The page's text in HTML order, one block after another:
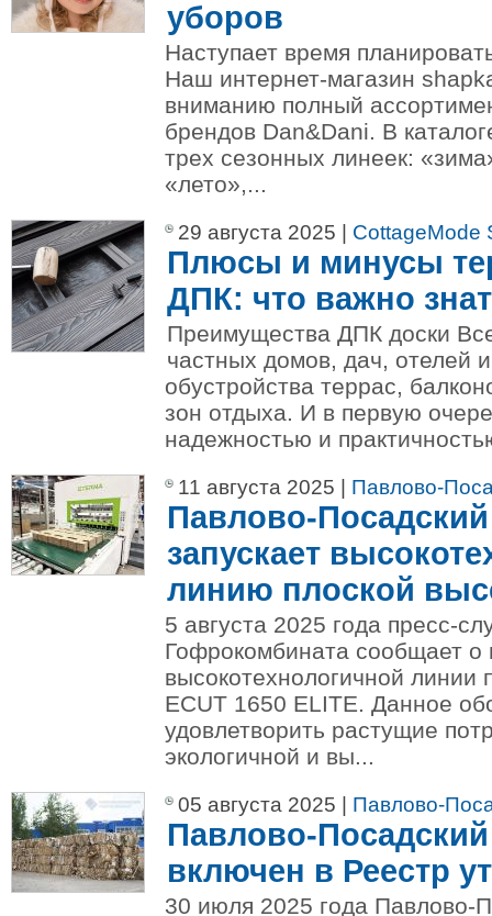
уборов
Наступает время
Наш интернет-магазин
вниманию полный
брендов Dan&Dani. В
трех сезонных линеек:
«лето»,...
29 августа 2025 | CottageMode
Плюсы и минусы
ДПК: что важно
Преимущества ДПК доски
частных домов, дач, отелей
обустройства террас,
зон отдыха. И в первую
надежностью и
11 августа 2025 | Павлово-
Павлово-
запускает
линию плоской
5 августа 2025 года пресс-
Гофрокомбината сообщает о
высокотехнологичной линии
ECUT 1650 ELITE. Данное
удовлетворить растущие
экологичной и вы...
05 августа 2025 | Павлово-
Павлово-
включен в Реестр
30 июля 2025 года Павлово-